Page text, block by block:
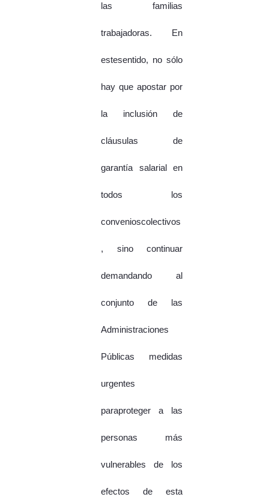
las familias
trabajadoras. En
estesentido, no sólo
hay que apostar por
la inclusión de
cláusulas de
garantía salarial en
todos los
convenioscolectivos
, sino continuar
demandando al
conjunto de las
Administraciones
Públicas medidas
urgentes
paraproteger a las
personas más
vulnerables de los
efectos de esta